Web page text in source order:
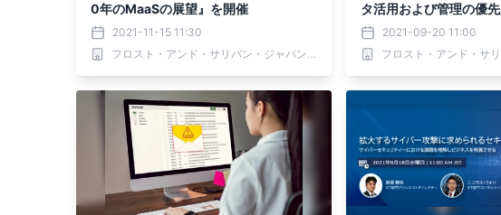
0年のMaaSの展望』を開催
2021-11-15 11:30
フロスト・アンド・サリバン・ジャパン 株式会社
タ活用および管理の優先
2021-09-20 11:00